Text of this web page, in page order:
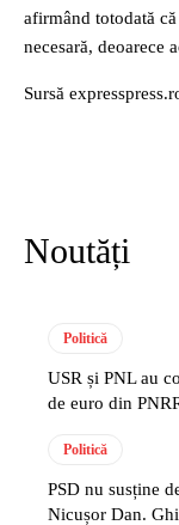
afirmând totodată
necesară, deoarece
Sursă
Noutăți
Politică
USR și PNL au
de euro din
Politică
PSD nu susține
Nicușor Dan.